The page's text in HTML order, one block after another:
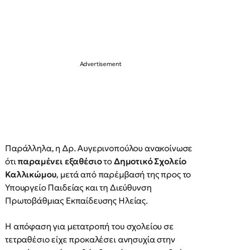
Παράλληλα, η Δρ. Αυγερινοπούλου ανακοίνωσε
ότιπαραμένει εξαθέσιοτοΔημοτικό Σχολείο
Καλλικώμου, μετά από παρέμβασή της προς το
Υπουργείο Παιδείας και τη Διεύθυνση
Πρωτοβάθμιας Εκπαίδευσης Ηλείας.
Η απόφαση για μετατροπή του σχολείου σε
τετραθέσιο είχε προκαλέσει ανησυχία στην